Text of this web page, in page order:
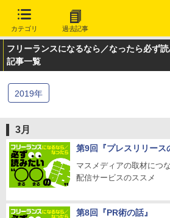
カテゴリ 過去記事
フリーランスになるなら／なったら必ず
記事一覧
2019年
3月
第9回『プレスリリース
マスメディアの取材につ
配信サービスのススメ
第8回『PR術の話』